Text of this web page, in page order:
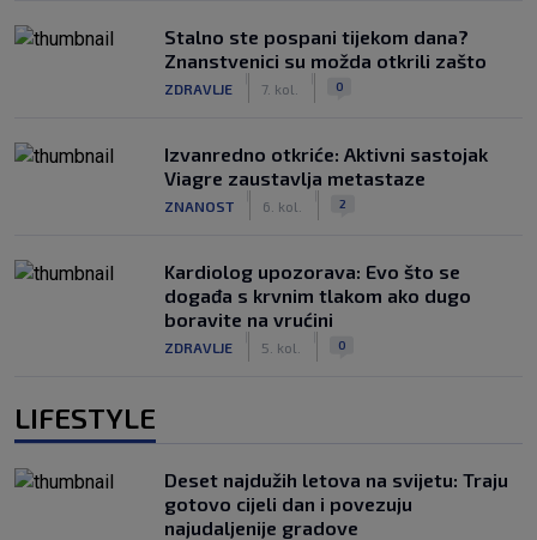
Stalno ste pospani tijekom dana?
Znanstvenici su možda otkrili zašto
ZDRAVLJE 7. kol. 0
Izvanredno otkriće: Aktivni sastojak
Viagre zaustavlja metastaze
ZNANOST 6. kol. 2
Kardiolog upozorava: Evo što se
događa s krvnim tlakom ako dugo
boravite na vrućini
ZDRAVLJE 5. kol. 0
LIFESTYLE
Deset najdužih letova na svijetu: Traju
gotovo cijeli dan i povezuju
najudaljenije gradove